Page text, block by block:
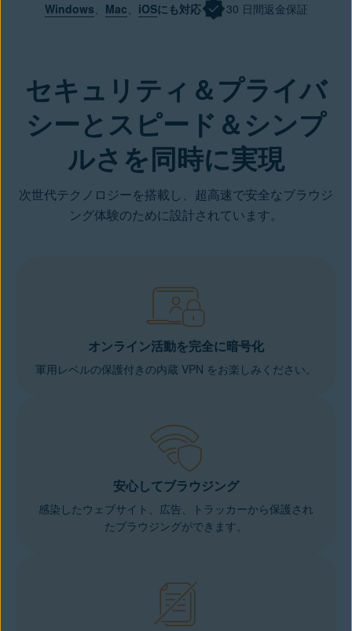
Windows、 Mac、 iOSにも対応 30 日間返金保証
セキュリティ＆プライバ
シーとスピード＆シンプ
ルさを同時に実現
次世代テクノロジーを搭載し、超高速で安全なブラウジ
ング体験のために設計されています。
オンライン活動を完全に暗号化
軍用レベルの保護付きの内蔵 VPN をお楽しみください。
安心してブラウジング
感染したウェブサイト、広告、トラッカーから保護され
たブラウジングができます。